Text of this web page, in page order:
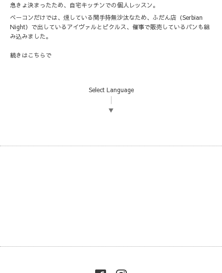
急きょ決まったため、自宅キッチンでの個人レッスン。
ベーコンだけでは、燻している間手持無沙汰なため、ふだん店（Serbian
Night）で出しているアイヴァルとピクルス、催事で販売しているパンも組
み込みました。
続きはこちらで
Select Language
▼